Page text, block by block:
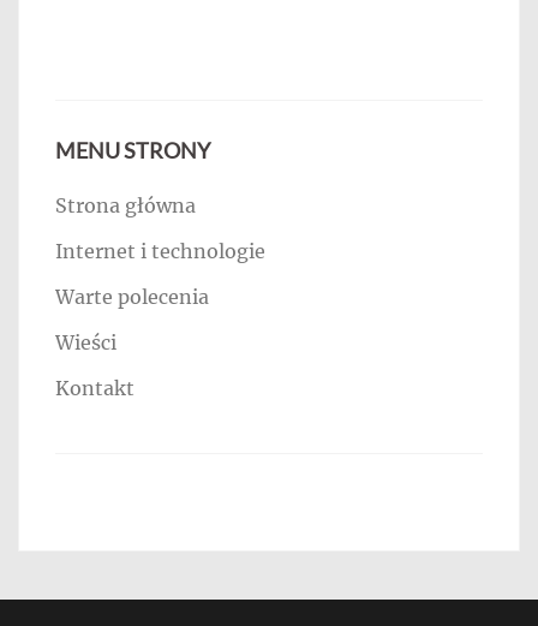
MENU STRONY
Strona główna
Internet i technologie
Warte polecenia
Wieści
Kontakt